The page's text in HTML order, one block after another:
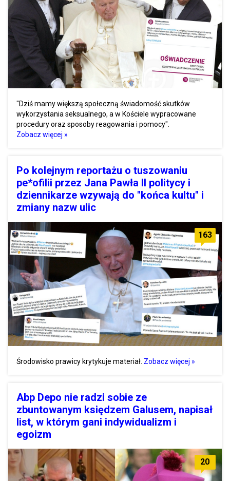
"Dziś mamy większą społeczną świadomość skutków
wykorzystania seksualnego, a w Kościele wypracowane
procedury oraz sposoby reagowania i pomocy".
Zobacz więcej »
Po kolejnym reportażu o tuszowaniu
pe*ofilii przez Jana Pawła II politycy i
dziennikarze wzywają do "końca kultu" i
zmiany nazw ulic
163
Środowisko prawicy krytykuje materiał. Zobacz więcej »
Abp Depo nie radzi sobie ze
zbuntowanym księdzem Galusem, napisał
list, w którym gani indywidualizm i
egoizm
20